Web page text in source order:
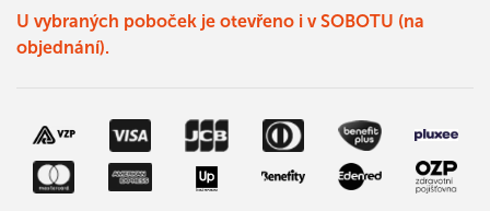
U vybraných poboček je otevřeno i v SOBOTU (na
objednání).